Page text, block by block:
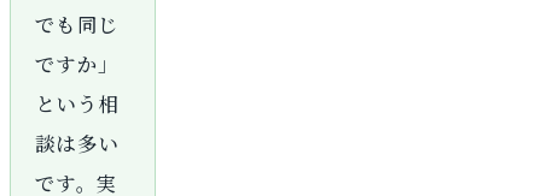
でも同じ
ですか」
という相
談は多い
です。実